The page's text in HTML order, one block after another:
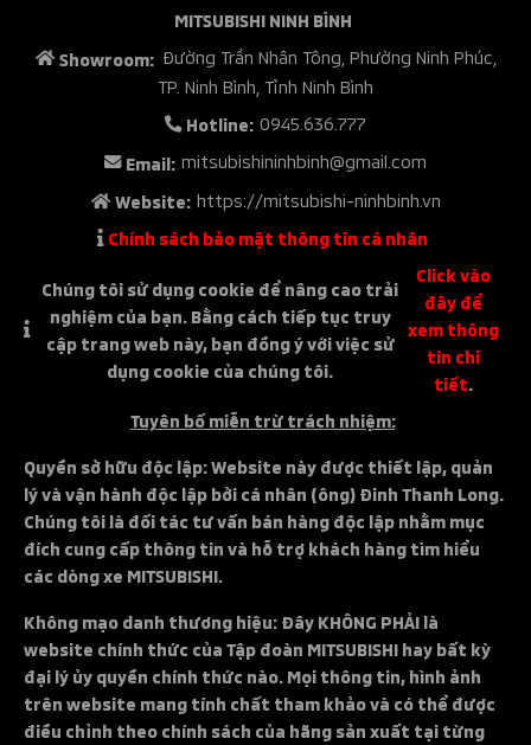
Liên hệ với chúng tôiMITSUBISHI NINH BÌNH
Showroom: Đường Trần Nhân Tông, Phường Ninh Phúc,
TP. Ninh Bình, Tỉnh Ninh Bình
Hotline: 0945.636.777
Email: mitsubishininhbinh@gmail.com
Website: https://mitsubishi-ninhbinh.vn
Chính sách bảo mật thông tin cá nhân
Chúng tôi sử dụng cookie để nâng cao trải
nghiệm của bạn. Bằng cách tiếp tục truy
cập trang web này, bạn đồng ý với việc sử
dụng cookie của chúng tôi.
Click vào
đây để
xem thông
tin chi
tiết.
Tuyên bố miễn trừ trách nhiệm:
Quyền sở hữu độc lập: Website này được thiết lập, quản
lý và vận hành độc lập bởi cá nhân (ông) Đinh Thanh Long.
Chúng tôi là đối tác tư vấn bán hàng độc lập nhằm mục
đích cung cấp thông tin và hỗ trợ khách hàng tìm hiểu
các dòng xe MITSUBISHI.
Không mạo danh thương hiệu: Đây KHÔNG PHẢI là
website chính thức của Tập đoàn MITSUBISHI hay bất kỳ
đại lý ủy quyền chính thức nào. Mọi thông tin, hình ảnh
trên website mang tính chất tham khảo và có thể được
điều chỉnh theo chính sách của hãng sản xuất tại từng